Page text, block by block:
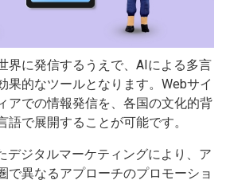
界に発信するうえで、AIによる多言
果的なツールとなります。Webサイ
アでの情報発信を、各国の文化的背
語で展開することが可能です。
デジタルマーケティングにより、ア
で異なるアプローチのプロモーショ